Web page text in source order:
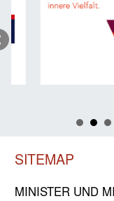
SITEMAP
MINISTER UND